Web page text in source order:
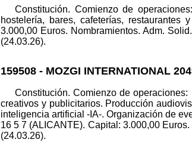
Constitución. Comienzo de
hostelería, bares, cafeterías,
3.000,00 Euros. Nombramientos. Adm.
(24.03.26).
159508 - MOZGI INTERNATIONAL
Constitución. Comienzo de
creativos y publicitarios. Producción
inteligencia artificial -IA-. Organización de
16 5 7 (ALICANTE). Capital: 3.000,00
(24.03.26).